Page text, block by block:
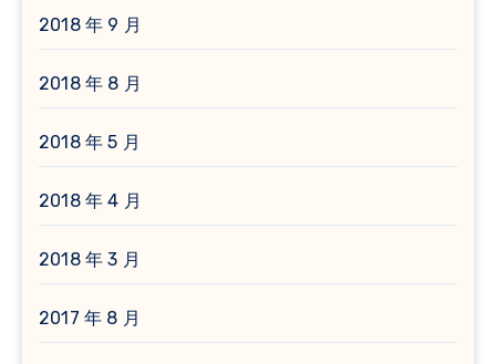
2018 年 9 月
2018 年 8 月
2018 年 5 月
2018 年 4 月
2018 年 3 月
2017 年 8 月